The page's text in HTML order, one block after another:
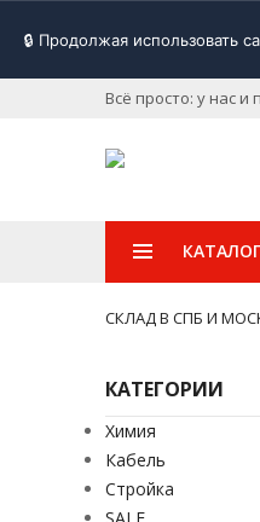
🔒 Продолжая использовать
Всё просто: у нас
КАТАЛОГ
СКЛАД В СПБ И
КАТЕГОРИИ
Химия
Кабель
Стройка